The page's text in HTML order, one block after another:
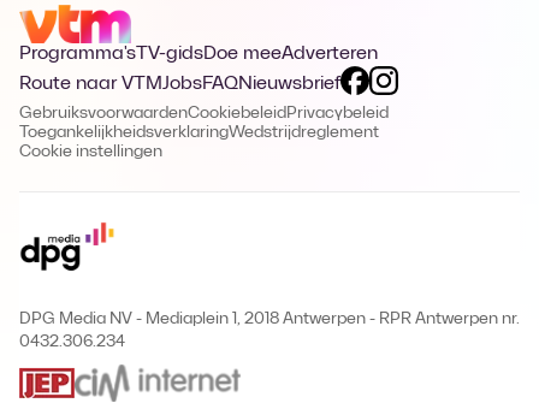
Programma's TV-gidsDoe meeAdverteren
Route naar VTMJobsFAQNieuwsbrief
GebruiksvoorwaardenCookiebeleid Privacybeleid
ToegankelijkheidsverklaringWedstrijdreglement
Cookie instellingen
DPG Media NV - Mediaplein 1, 2018 Antwerpen - RPR Antwerpen nr.
0432.306.234